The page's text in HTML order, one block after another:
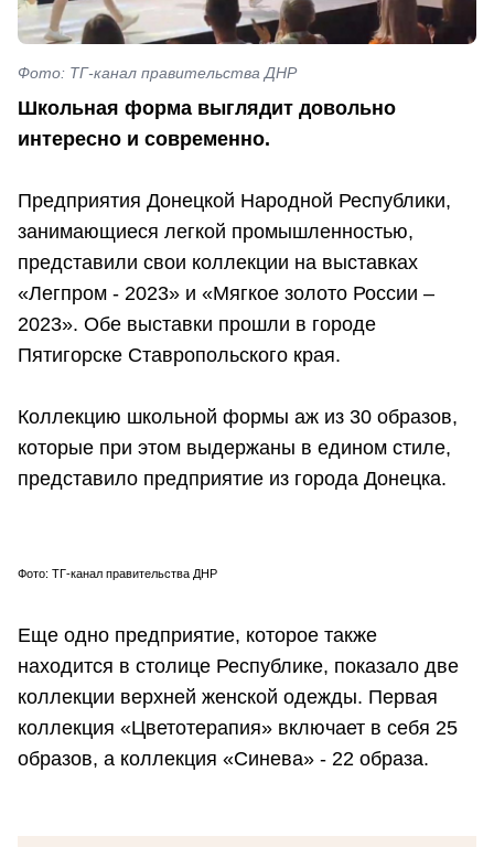
Фото: ТГ-канал правительства ДНР
Школьная форма выглядит довольно
интересно и современно.
Предприятия Донецкой Народной Республики,
занимающиеся легкой промышленностью,
представили свои коллекции на выставках
«Легпром - 2023» и «Мягкое золото России –
2023». Обе выставки прошли в городе
Пятигорске Ставропольского края.
Коллекцию школьной формы аж из 30 образов,
которые при этом выдержаны в едином стиле,
представило предприятие из города Донецка.
Фото: ТГ-канал правительства ДНР
Еще одно предприятие, которое также
находится в столице Республике, показало две
коллекции верхней женской одежды. Первая
коллекция «Цветотерапия» включает в себя 25
образов, а коллекция «Синева» - 22 образа.